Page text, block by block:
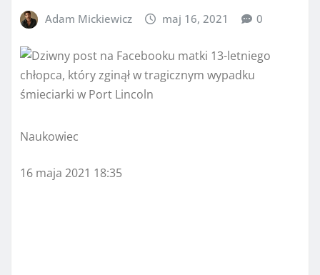
Adam Mickiewicz maj 16, 2021 0
Naukowiec
16 maja 2021 18:35